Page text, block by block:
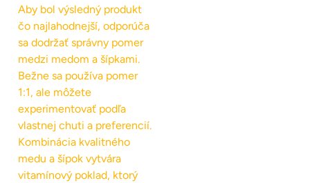
Aby bol výsledný produkt
čo najlahodnejší, odporúča
sa dodržať správny pomer
medzi medom a šípkami.
Bežne sa používa pomer
1:1, ale môžete
experimentovať podľa
vlastnej chuti a preferencií.
Kombinácia kvalitného
medu a šípok vytvára
vitamínový poklad, ktorý